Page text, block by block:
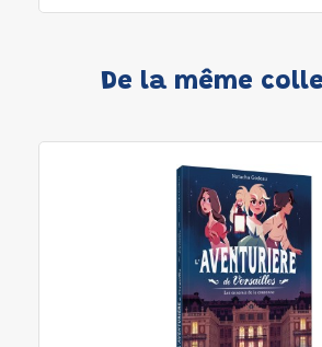
De la même